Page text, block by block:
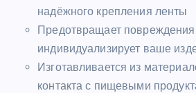
надёжного крепления ленты
Предотвращает
индивидуализирует ваше
Изготавливается из
контакта с пищевыми